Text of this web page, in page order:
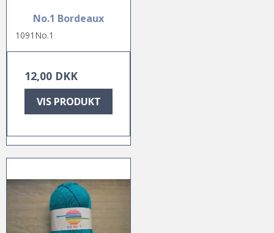
No.1 Bordeaux
1091No.1
12,00 DKK
VIS PRODUKT